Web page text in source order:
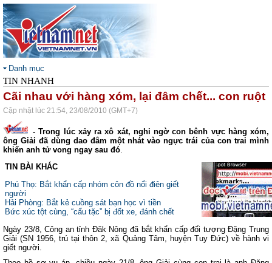
Danh mục
TIN NHANH
Cãi nhau với hàng xóm, lại đâm chết... con ruột
Cập nhật lúc 21:54, 23/08/2010 (GMT+7)
- Trong lúc xảy ra xô xát, nghi ngờ con bênh vực hàng xóm,
ông Giải đã dùng dao đâm một nhát vào ngực trái của con trai mình
khiến anh tử vong ngay sau đó.
TIN BÀI KHÁC
Phú Thọ: Bắt khẩn cấp nhóm côn đồ nổi điên giết
người
Hải Phòng: Bắt kẻ cuồng sát bạn học vì tiền
Bức xúc tột cùng, “cẩu tặc” bị đốt xe, đánh chết
Ngày 23/8, Công an tỉnh Đăk Nông đã bắt khẩn cấp đối tượng Đặng Trung
Giải (SN 1956, trú tại thôn 2, xã Quảng Tâm, huyện Tuy Đức) về hành vi
giết người.